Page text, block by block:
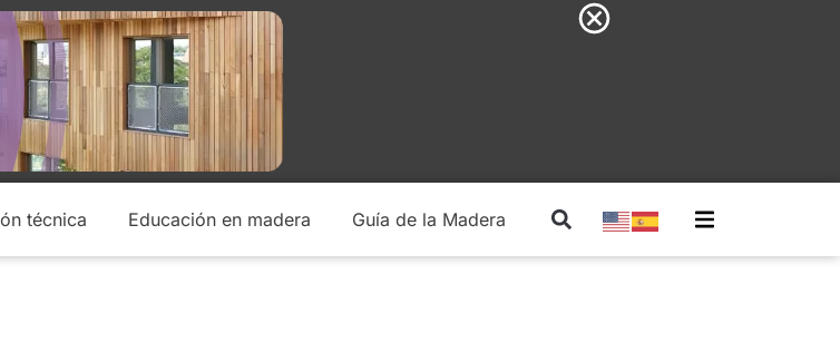
técnica Educación en madera Guía de la Madera